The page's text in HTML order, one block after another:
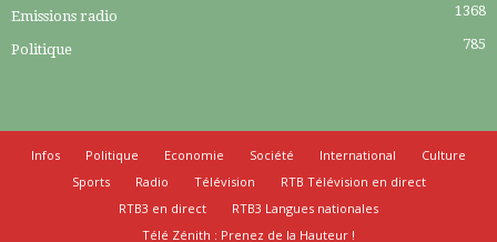
Emissions radio 1368
Politique 785
Infos Politique Economie Société International
Culture
Sports
Radio Télévision
RTB Télévision en direct
RTB3 en direct
RTB3 Langues nationales
Télé Zénith : Prenez de la Hauteur !